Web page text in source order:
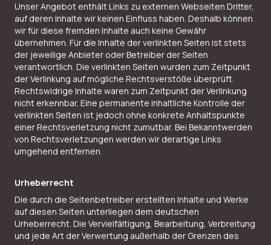
Unser Angebot enthält Links zu externen Webseiten Dritter,
auf deren Inhalte wir keinen Einfluss haben. Deshalb können
wir für diese fremden Inhalte auch keine Gewähr
übernehmen. Für die Inhalte der verlinkten Seiten ist stets
der jeweilige Anbieter oder Betreiber der Seiten
verantwortlich. Die verlinkten Seiten wurden zum Zeitpunkt
der Verlinkung auf mögliche Rechtsverstöße überprüft.
Rechtswidrige Inhalte waren zum Zeitpunkt der Verlinkung
nicht erkennbar. Eine permanente inhaltliche Kontrolle der
verlinkten Seiten ist jedoch ohne konkrete Anhaltspunkte
einer Rechtsverletzung nicht zumutbar. Bei Bekanntwerden
von Rechtsverletzungen werden wir derartige Links
umgehend entfernen.
Urheberrecht
Die durch die Seitenbetreiber erstellten Inhalte und Werke
auf diesen Seiten unterliegen dem deutschen
Urheberrecht. Die Vervielfältigung, Bearbeitung, Verbreitung
und jede Art der Verwertung außerhalb der Grenzen des